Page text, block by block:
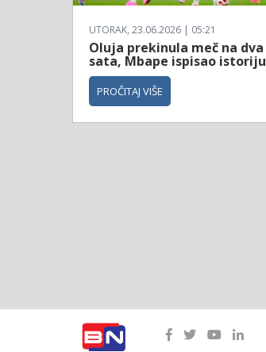
UTORAK, 23.06.2026 | 05:21
Oluja prekinula meč na dva
sata, Mbape ispisao istoriju
PROČITAJ VIŠE